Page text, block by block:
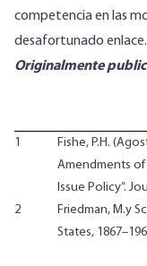
competencia en las
desafortunado enlace.
Originalmente
1
Fishe, P.H.
Amendments of
Issue Policy”.
2
Friedman, M.y
States,